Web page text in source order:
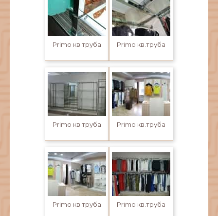
Primo кв.труба Primo кв.труба
Primo кв.труба Primo кв.труба
Primo кв.труба Primo кв.труба